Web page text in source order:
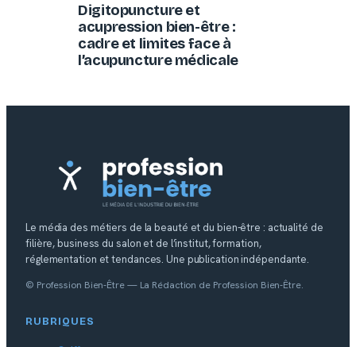
Digitopuncture et
acupression bien-être :
cadre et limites face à
l’acupuncture médicale
Le média des métiers de la beauté et du bien-être : actualité de
filière, business du salon et de l’institut, formation,
réglementation et tendances. Une publication indépendante.
© Profession Bien-Être — La Rédaction de Profession Bien-Être.
RUBRIQUES